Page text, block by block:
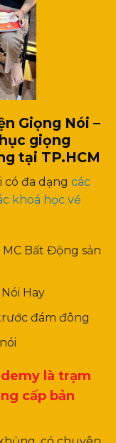
Giọng Nói –
giọng
tại TP.HCM
đa dạng các
khoá học về
Bất Động sản
Hay
đám đông
là trạm
cấp bản